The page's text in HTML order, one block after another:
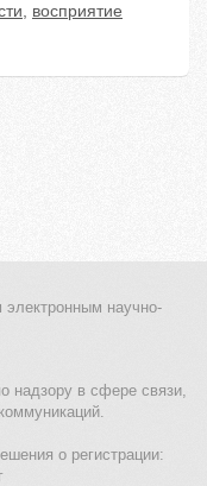
, восприятие
научно-
надзору в сфере связи,
о регистрации: